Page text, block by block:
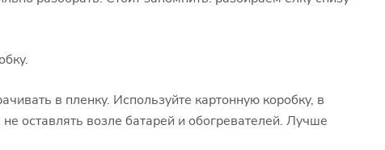
в пленку. Используйте картонную коробку, в
оставлять возле батарей и обогревателей. Лучше